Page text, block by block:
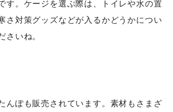
す。ケージを選ぶ際は、トイレや水の置
さ対策グッズなどが入るかどうかについ
さいね。
んぽも販売されています。素材もさまざ